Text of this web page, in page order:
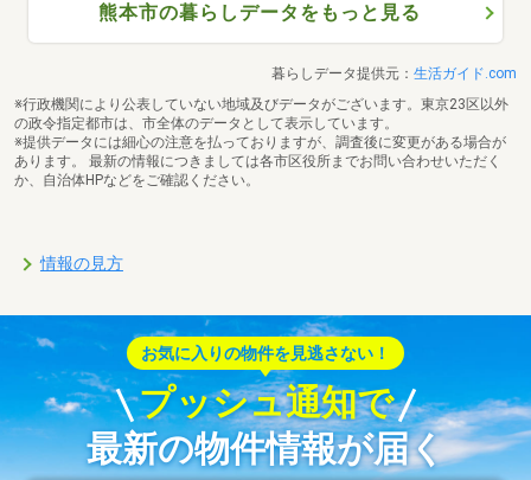
熊本市の暮らしデータをもっと見る
暮らしデータ提供元： 生活ガイド.com
※行政機関により公表していない地域及びデータがございます。東京23区以外
の政令指定都市は、市全体のデータとして表示しています。
※提供データには細心の注意を払っておりますが、調査後に変更がある場合が
あります。 最新の情報につきましては各市区役所までお問い合わせいただく
か、自治体HPなどをご確認ください。
情報の見方
お気に入りの物件を見逃さない！
プッシュ通知で
最新の物件情報が届く